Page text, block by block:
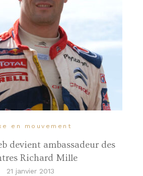
en mouvement
devient ambassadeur des
Richard Mille
21 janvier 2013